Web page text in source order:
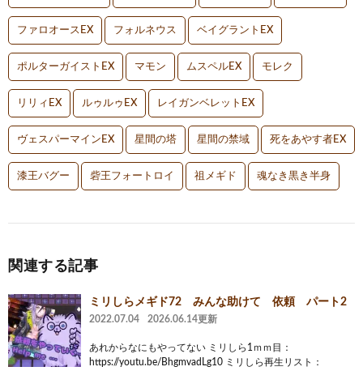
ファロオースEX フォルネウス ベイグラントEX
ポルターガイストEX マモン ムスペルEX モレク
リリィEX ルゥルゥEX レイガンベレットEX
ヴェスパーマインEX 星間の塔 星間の禁域 死をあやす者EX
漆王バグー 砦王フォートロイ 祖メギド 魂なき黒き半身
関連する記事
ミリしらメギド72 みんな助けて 依頼 パート2
2022.07.04 2026.06.14更新
あれからなにもやってない ミリしら1ｍｍ目：
https://youtu.be/BhgmvadLg10 ミリしら再生リスト：